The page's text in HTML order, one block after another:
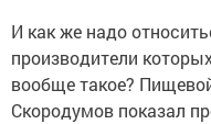
И как же надо
производители
вообще такое?
Скородумов показал